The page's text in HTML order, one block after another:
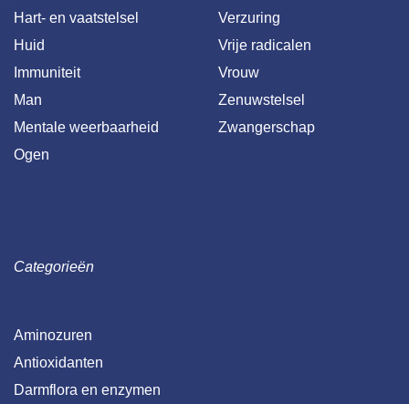
Hart- en vaatstelsel
Huid
Immuniteit
Man
Mentale weerbaarheid
Ogen
Verzuring
Vrije radicalen
Vrouw
Zenuwstelsel
Zwangerschap
Categorieën
Aminozuren
Antioxidanten
Darmflora en enzymen